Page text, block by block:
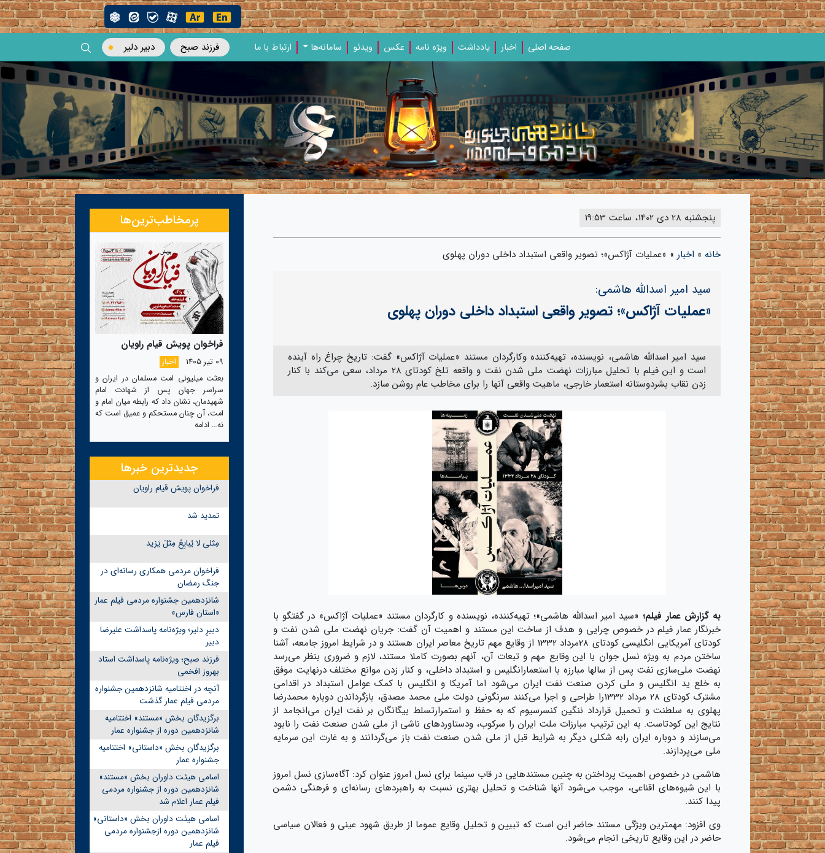
فرزند صبح دبیر دلیر صفحه اصلی اخبار یادداشت‌ ویژه‌ نامه‌ عکس ویدئو سامانه‌ها ارتباط با ما
پنجشنبه 28 دی 1402، ساعت 19:53
خانه » اخبار » «عملیات آژاکس»؛ تصویر واقعی استبداد داخلی دوران پهلوی
سید امیر اسدالله هاشمی:
«عملیات آژاکس»؛ تصویر واقعی استبداد داخلی دوران پهلوی
سید امیر اسدالله هاشمی، نویسنده، تهیه‌کننده وکارگردان مستند «عملیات آژاکس» گفت: تاریخ چراغ راه آینده
است و این فیلم با تحلیل مبارزات نهضت ملی شدن نفت و واقعه تلخ کودتای 28 مرداد، سعی می‌کند با کنار
زدن نقاب بشردوستانه استعمار خارجی، ماهیت واقعی آنها را برای مخاطب عام روشن سازد.
به گزارش عمار فیلم؛ «سید امیر اسدالله هاشمی»؛ تهیه‌کننده، نویسنده و کارگردان مستند «عملیات آژاکس» در گفتگو با
خبرنگار عمار فیلم در خصوص چرایی و هدف از ساخت این مستند و اهمیت آن گفت: جریان نهضت ملی شدن نفت و
کودتای آمریکایی انگلیسی کودتای 28مرداد 1332 از وقایع مهم تاریخ معاصر ایران هستند و در شرایط امروز جامعه، آشنا
ساختن مردم به ویژه نسل جوان با این وقایع مهم و تبعات آن، آنهم بصورت کاملا مستند، لازم و ضروری بنظر می‌رسد
نهضت ملی‌سازی نفت پس از سالها مبارزه با استعمارانگلیس و استبداد داخلی، و کنار زدن موانع مختلف درنهایت موفق
به خلع ید انگلیس و ملی کردن صنعت نفت ایران می‌شود اما آمریکا و انگلیس با کمک عوامل استبداد در اقدامی
مشترک کودتای 28 مرداد 1332را طراحی و اجرا می‌کنند سرنگونی دولت ملی محمد مصدق، بازگرداندن دوباره محمدرضا
پهلوی به سلطنت و تحمیل قرارداد ننگین کنسرسیوم که به حفظ و استمرارتسلط بیگانگان بر نفت ایران می‌انجامد از
نتایج این کودتاست. به این ترتیب مبارزات ملت ایران را سرکوب، ودستاوردهای ناشی از ملی شدن صنعت نفت را نابود
می‌سازند و دوباره ایران رابه شکلی دیگر به شرایط قبل از ملی شدن صنعت نفت باز می‌گردانند و به غارت این سرمایه
ملی می‌پردازند.
هاشمی در خصوص اهمیت پرداختن به چنین مستندهایی در قاب سینما برای نسل امروز عنوان کرد:‌ آگاه‌سازی نسل امروز
با این شیوه‌های اقناعی، موجب می‌شود آنها شناخت و تحلیل بهتری نسبت به راهبردهای رسانه‌ای و فرهنگی دشمن
پیدا کنند.
وی افزود: مهمترین ویژگی مستند حاضر این است که تبیین و تحلیل وقایع عموما از طریق شهود عینی و فعالان سیاسی
حاضر در این وقایع تاریخی انجام می‌شود.
پرمخاطب‌ترین‌ها
فراخوان پویش قیام راویان
09 تیر 1405
اخبار
بعثت میلیونی امت مسلمان در ایران و
سراسر جهان پس از شهادت امام
شهیدمان، نشان داد که رابطه میان امام و
امت، آن چنان مستحکم و عمیق است که
نه… ادامه
جدیدترین خبرها
فراخوان پویش قیام راویان
تمدید شد
مِثلی لا یُبایِعُ مِثلَ یَزید
فراخوان مردمی همکاری رسانه‌ای در
جنگ رمضان
شانزدهمین جشنواره مردمی فیلم عمار
«استان فارس»
دبیرِ دلیر؛ ویژه‌نامه پاسداشت علیرضا
دبیر
فرزند صبح؛ ویژه‌نامه پاسداشت استاد
بهروز افخمی
آنچه در اختتامیه شانزدهمین جشنواره
مردمی فیلم عمار گذشت
برگزیدگان بخش «مستند» اختتامیه
شانزدهمین دوره از جشنواره عمار
برگزیدگان بخش «داستانی» اختتامیه
جشنواره عمار
اسامی هیئت داوران بخش «مستند»
شانزدهمین دوره از جشنواره مردمی
فیلم عمار اعلام شد
اسامی هیئت داوران بخش «داستانی»
شانزدهمین دوره ازجشنواره مردمی
فیلم عمار